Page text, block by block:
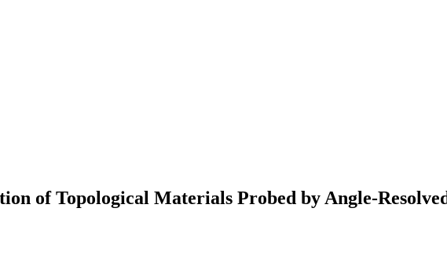
of Topological Materials Probed by Angle-